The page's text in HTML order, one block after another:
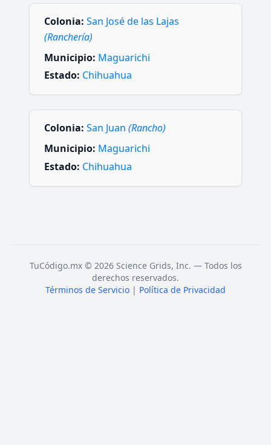
Colonia: San José de las Lajas
(Ranchería)
Municipio: Maguarichi
Estado: Chihuahua
Colonia: San Juan (Rancho)
Municipio: Maguarichi
Estado: Chihuahua
TuCódigo.mx © 2026 Science Grids, Inc. — Todos los
derechos reservados.
Términos de Servicio | Política de Privacidad